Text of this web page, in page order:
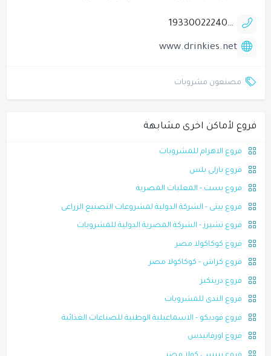
0222402026
19330
www.drinkies.net
مصنعون مشروبات
فروع لأماكن اخرى مشابهة
فروع الاهرام للمشروبات
فروع بارلى بلس
فروع بست - المعلبات المصرية
فروع بيتى - الشركة الدولية لمشروعات التصنيع الزراعى
فروع تشيرز - الشركة المصرية الدولية للمشروبات
فروع كوكاكولا مصر
فروع كراش - كوكاكولا مصر
فروع درينكيز
فروع الندى للمشروبات
فروع فوديكو - الاسماعيلية الوطنية للصناعات الغذائية
فروع اورفانيدس